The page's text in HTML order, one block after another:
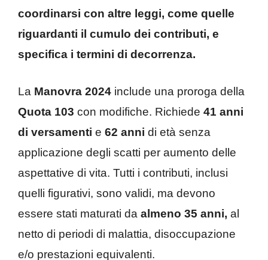
coordinarsi con altre leggi, come quelle
riguardanti il cumulo dei contributi, e
specifica i termini di decorrenza.
La Manovra 2024 include una proroga della
Quota 103 con modifiche. Richiede 41 anni
di versamenti e 62 anni di età senza
applicazione degli scatti per aumento delle
aspettative di vita. Tutti i contributi, inclusi
quelli figurativi, sono validi, ma devono
essere stati maturati da almeno 35 anni, al
netto di periodi di malattia, disoccupazione
e/o prestazioni equivalenti.